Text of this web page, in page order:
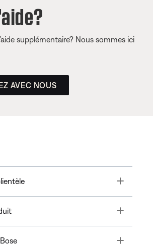
supplémentaire? Nous sommes ici
AVEC NOUS
Toggle
Toggle
Toggle